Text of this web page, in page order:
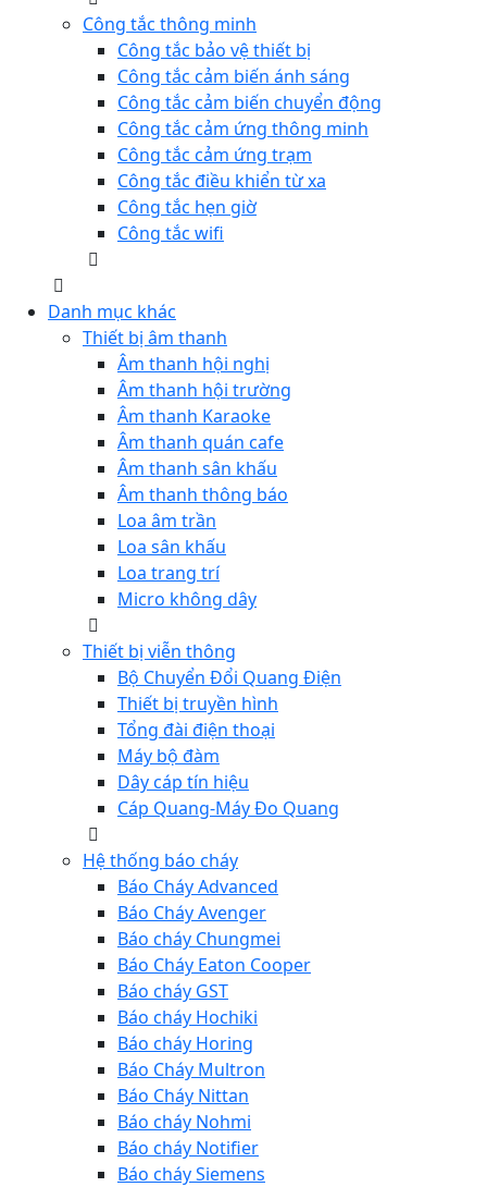
Công tắc thông minh
Công tắc bảo vệ thiết bị
Công tắc cảm biến ánh sáng
Công tắc cảm biến chuyển động
Công tắc cảm ứng thông minh
Công tắc cảm ứng trạm
Công tắc điều khiển từ xa
Công tắc hẹn giờ
Công tắc wifi
Danh mục khác
Thiết bị âm thanh
Âm thanh hội nghị
Âm thanh hội trường
Âm thanh Karaoke
Âm thanh quán cafe
Âm thanh sân khấu
Âm thanh thông báo
Loa âm trần
Loa sân khấu
Loa trang trí
Micro không dây
Thiết bị viễn thông
Bộ Chuyển Đổi Quang Điện
Thiết bị truyền hình
Tổng đài điện thoại
Máy bộ đàm
Dây cáp tín hiệu
Cáp Quang-Máy Đo Quang
Hệ thống báo cháy
Báo Cháy Advanced
Báo Cháy Avenger
Báo cháy Chungmei
Báo Cháy Eaton Cooper
Báo cháy GST
Báo cháy Hochiki
Báo cháy Horing
Báo Cháy Multron
Báo Cháy Nittan
Báo cháy Nohmi
Báo cháy Notifier
Báo cháy Siemens